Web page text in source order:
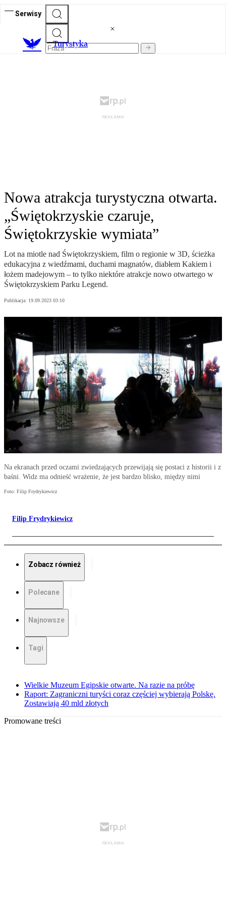
Serwisy
Turystyka
Nowa atrakcja turystyczna otwarta.
„Świętokrzyskie czaruje,
Świętokrzyskie wymiata”
Lot na miotle nad Świętokrzyskiem, film o regionie w 3D, ścieżka
edukacyjna z wiedźmami, duchami magnatów, diabłem Kakiem i
łożem madejowym – to tylko niektóre atrakcje nowo otwartego w
Świętokrzyskiem Parku Legend.
Publikacja: 19.09.2023 03:10
Na ekranach przed oczami zwiedzających przewijają się postaci z historii i z
baśni. Widz ma odnieść wrażenie, że jest bardzo blisko, między nimi
Foto: Filip Frydrykiewicz
Filip Frydrykiewicz
Zobacz również
Polecane
Najnowsze
Tagi
Wielkie Muzeum Egipskie otwarte. Na razie na próbę
Raport: Zagraniczni turyści coraz częściej wybierają Polskę.
Zostawiają 40 mld złotych
Promowane treści